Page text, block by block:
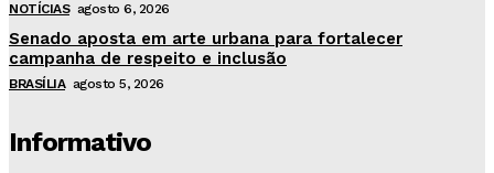
NOTÍCIAS agosto 6, 2026
Senado aposta em arte urbana para fortalecer
campanha de respeito e inclusão
BRASÍLIA agosto 5, 2026
Informativo